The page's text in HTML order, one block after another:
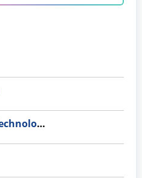
PT Everpro Indonesia Technologies